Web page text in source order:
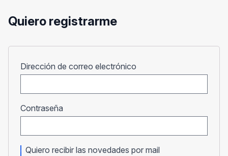
Quiero registrarme
Dirección de correo electrónico
Contraseña
Quiero recibir las novedades por mail